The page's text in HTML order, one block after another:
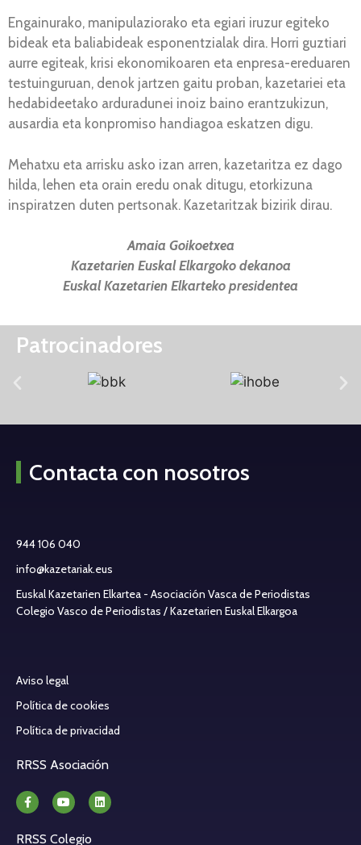
Engainurako, manipulaziorako eta egiari iruzur egiteko
bideak eta baliabideak esponentzialak dira. Horri guztiari
aurre egiteak, krisi ekonomikoaren eta enpresa-ereduaren
testuinguruan, denok jartzen gaitu proban, kazetariei eta
hedabideetako arduradunei inoiz baino erantzukizun,
ausardia eta konpromiso handiagoa eskatzen digu.
Mehatxu eta arrisku asko izan arren, kazetaritza ez dago
hilda, lehen eta orain eredu onak ditugu, etorkizuna
inspiratzen duten pertsonak. Kazetaritzak bizirik dirau.
Amaia Goikoetxea
Kazetarien Euskal Elkargoko dekanoa
Euskal Kazetarien Elkarteko presidentea
Patrocinadores
Contacta con nosotros
944 106 040
info@kazetariak.eus
Euskal Kazetarien Elkartea - Asociación Vasca de Periodistas
Colegio Vasco de Periodistas / Kazetarien Euskal Elkargoa
Aviso legal
Política de cookies
Política de privacidad
RRSS Asociación
RRSS Colegio